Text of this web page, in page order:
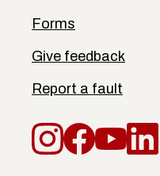
Forms
Give feedback
Report a fault
Instagram
Facebook
YouTube